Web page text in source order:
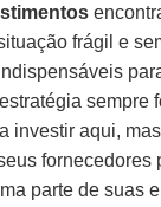
frágil e
sempre
investir aqui,
fornecedores
parte de suas